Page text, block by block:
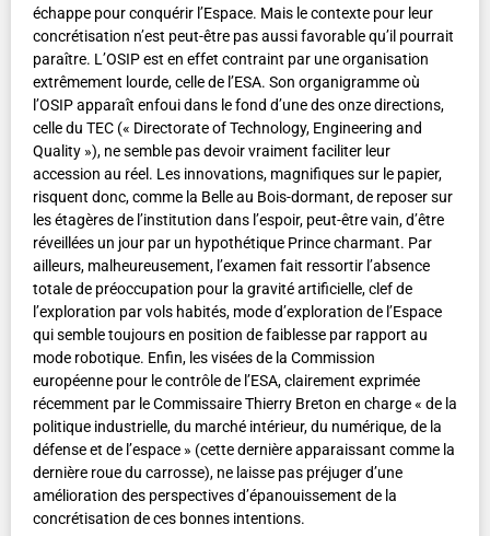
échappe pour conquérir l’Espace. Mais le contexte pour leur
concrétisation n’est peut-être pas aussi favorable qu’il pourrait
paraître. L’OSIP est en effet contraint par une organisation
extrêmement lourde, celle de l’ESA. Son organigramme où
l’OSIP apparaît enfoui dans le fond d’une des onze directions,
celle du TEC (« Directorate of Technology, Engineering and
Quality »), ne semble pas devoir vraiment faciliter leur
accession au réel. Les innovations, magnifiques sur le papier,
risquent donc, comme la Belle au Bois-dormant, de reposer sur
les étagères de l’institution dans l’espoir, peut-être vain, d’être
réveillées un jour par un hypothétique Prince charmant. Par
ailleurs, malheureusement, l’examen fait ressortir l’absence
totale de préoccupation pour la gravité artificielle, clef de
l’exploration par vols habités, mode d’exploration de l’Espace
qui semble toujours en position de faiblesse par rapport au
mode robotique. Enfin, les visées de la Commission
européenne pour le contrôle de l’ESA, clairement exprimée
récemment par le Commissaire Thierry Breton en charge « de la
politique industrielle, du marché intérieur, du numérique, de la
défense et de l’espace » (cette dernière apparaissant comme la
dernière roue du carrosse), ne laisse pas préjuger d’une
amélioration des perspectives d’épanouissement de la
concrétisation de ces bonnes intentions.